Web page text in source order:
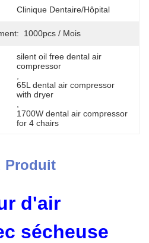
Clinique Dentaire/hôpital
1000pcs / Mois
silent oil free dental air
compressor
65L dental air compressor
with dryer
1700W dental air compressor
for 4 chairs
Produit
d'air
sécheuse